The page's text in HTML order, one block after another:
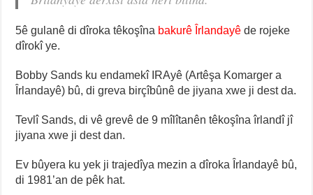
5ê gulanê di dîroka têkoşîna bakurê Îrlandayê de rojeke
dîrokî ye.
Bobby Sands ku endamekî IRAyê (Artêşa Komarger a
Îrlandayê) bû, di greva birçîbûnê de jiyana xwe ji dest da.
Tevlî Sands, di vê grevê de 9 mîlîtanên têkoşîna îrlandî jî
jiyana xwe ji dest dan.
Ev bûyera ku yek ji trajedîya mezin a dîroka Îrlandayê bû,
di 1981’an de pêk hat.